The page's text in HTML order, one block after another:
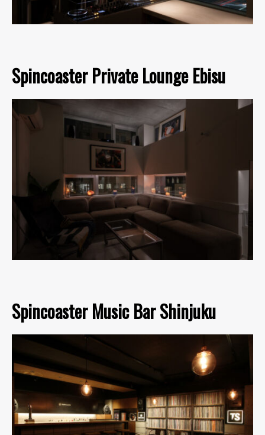
Spincoaster Private Lounge Ebisu
Spincoaster Music Bar Shinjuku